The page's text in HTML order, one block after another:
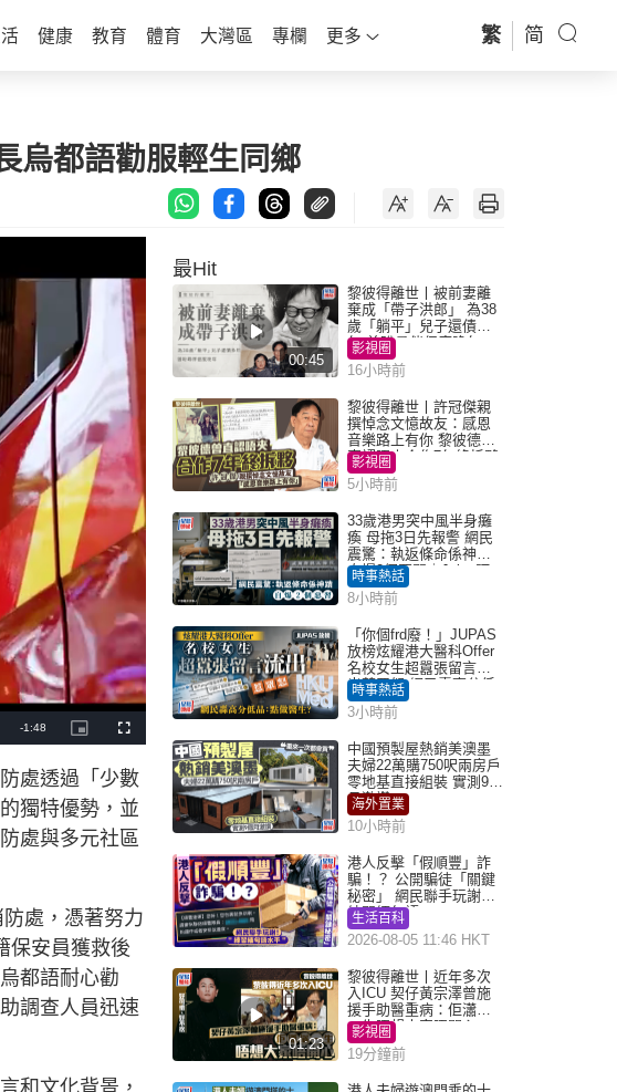
健康 教育 體育 大灣區 專欄 更多 繁 简
烏都語勸服輕生同鄉
R
i
n
-1:48
P
i
e
-
i
n
-
r
e
F
u
l
s
c
r
e
n
處透過「少數
獨特優勢，並
處與多元社區
處，憑著努力
保安員獲救後
都語耐心勸
調查人員迅速
和文化背景，
最Hit
00:45
黎彼得離世丨被前妻離
棄成「帶子洪郎」 為38
歲「躺平」兒子還債多
年 曾盼尋伴侶度晚年
影視圈
16小時前
黎彼得離世丨許冠傑親
撰悼念文憶故友：感恩
音樂路上有你 黎彼德曾
直認唔夾合作7年終拆夥
影視圈
5小時前
33歲港男突中風半身癱
瘓 母拖3日先報警 網民
震驚：執返條命係神蹟
自爆2個惡習｜Juicy叮
時事熱話
8小時前
「你個frd廢！」JUPAS
放榜炫耀港大醫科Offer
名校女生超囂張留言流
出惹眾怒 網民轟高分低
品：點做醫生？｜Juicy
叮
時事熱話
3小時前
中國預製屋熱銷美澳墨
夫婦22萬購750呎兩房戶
零地基直接組裝 實測9個
月激讚
海外置業
10小時前
港人反擊「假順豐」詐
騙！？ 公開騙徒「關鍵
秘密」 網民聯手玩謝：
練習緬甸語
生活百科
2026-08-05 11:46 HKT
01:23
黎彼得離世丨近年多次
入ICU 契仔黃宗澤曾施
援手助醫重病：佢瀟灑
一生唔想大家唔開心
影視圈
19分鐘前